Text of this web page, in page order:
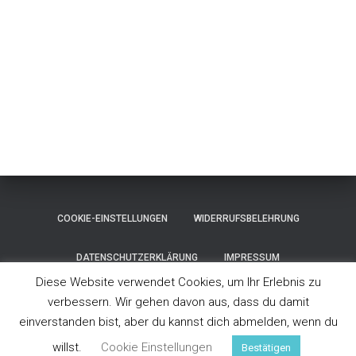
COOKIE-EINSTELLUNGEN WIDERRUFSBELEHRUNG
DATENSCHUTZERKLÄRUNG IMPRESSUM
VERTRAG WIDERRUFEN FACEBOOK
ThemeIsle
Diese Website verwendet Cookies, um Ihr Erlebnis zu
verbessern. Wir gehen davon aus, dass du damit
einverstanden bist, aber du kannst dich abmelden, wenn du
willst.
Cookie Einstellungen Bestätigen